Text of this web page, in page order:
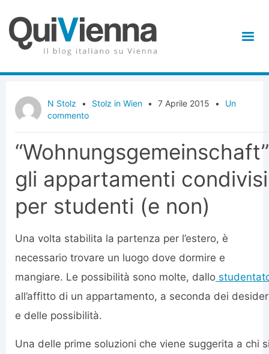
N Stolz • Stolz in Wien • 7 Aprile 2015 •
Un
commento
gli appartamenti condivisi
per studenti (e non)
Una volta stabilita la partenza per l’estero, è
necessario trovare un luogo dove dormire e
mangiare. Le possibilità sono molte, dallo
all’affitto di un appartamento, a seconda dei
e delle possibilità.
Una delle prime soluzioni che viene suggerita a chi